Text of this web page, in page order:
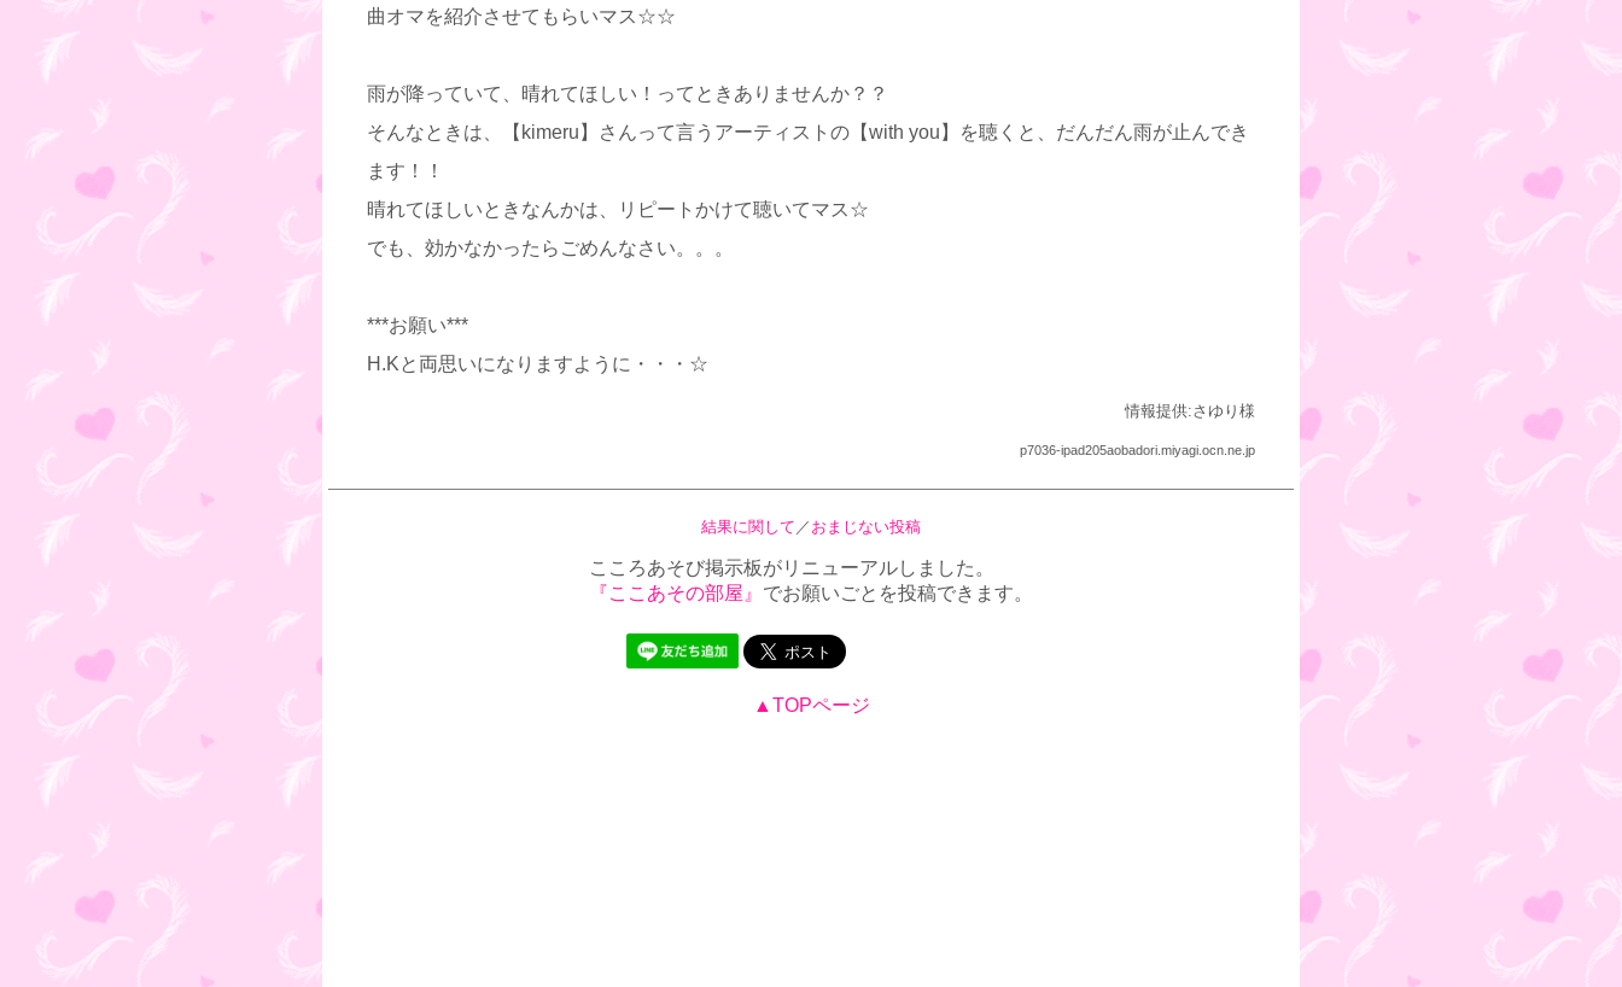
曲オマを紹介させてもらいマス☆☆
雨が降っていて、晴れてほしい！ってときありませんか？？
そんなときは、【kimeru】さんって言うアーティストの【with you】を聴くと、だんだん雨が止んでき
ます！！
晴れてほしいときなんかは、リピートかけて聴いてマス☆
でも、効かなかったらごめんなさい。。。
***お願い***
H.Kと両思いになりますように・・・☆
情報提供:さゆり様
p7036-ipad205aobadori.miyagi.ocn.ne.jp
結果に関して ／ おまじない投稿
こころあそび掲示板がリニューアルしました。
『ここあその部屋』 でお願いごとを投稿できます。
▲TOPページ